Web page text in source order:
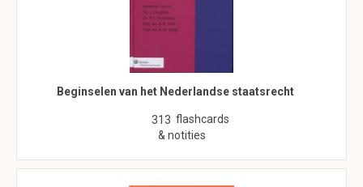
Beginselen van het Nederlandse staatsrecht
313 flashcards
& notities